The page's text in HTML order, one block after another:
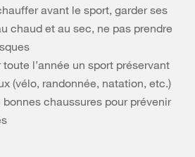
avant le sport, garder ses
chaud et au sec, ne pas prendre
toute l’année un sport préservant
(vélo, randonnée, natation, etc.)
bonnes chaussures pour prévenir